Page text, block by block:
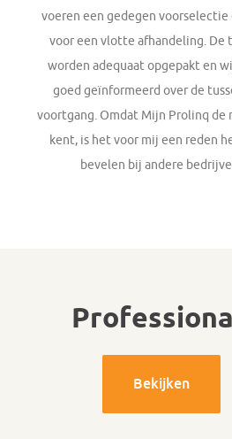
voeren een gedegen voorselectie
voor een vlotte afhandeling. De
worden adequaat opgepakt en
goed geïnformeerd over de
voortgang. Omdat Mijn Prolinq de
kent, is het voor mij een reden
bevelen bij andere
Bekijken